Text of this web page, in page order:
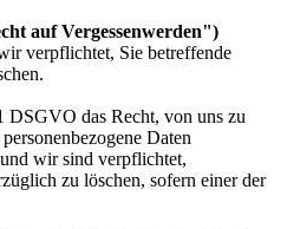
auf Vergessenwerden")
verpflichtet, Sie betreffende
DSGVO das Recht, von uns zu
Daten
wir sind verpflichtet,
zu löschen, sofern einer der